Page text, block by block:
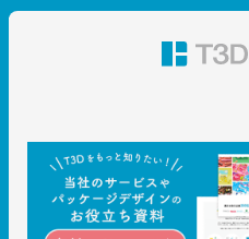
ン 株式会社T3デザイン